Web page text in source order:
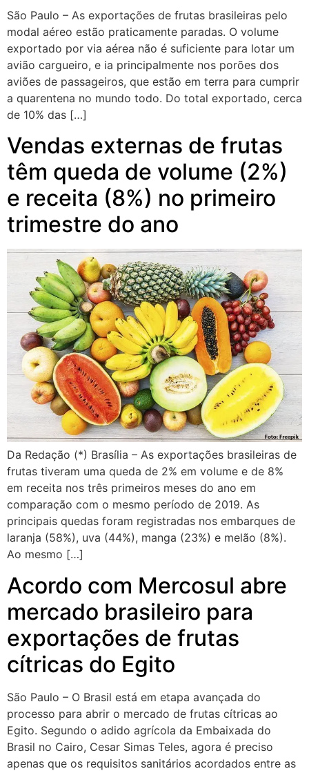
São Paulo – As exportações de frutas brasileiras pelo
modal aéreo estão praticamente paradas. O volume
exportado por via aérea não é suficiente para lotar um
avião cargueiro, e ia principalmente nos porões dos
aviões de passageiros, que estão em terra para cumprir
a quarentena no mundo todo. Do total exportado, cerca
de 10% das […]
Vendas externas de frutas
têm queda de volume (2%)
e receita (8%) no primeiro
trimestre do ano
Da Redação (*) Brasília – As exportações brasileiras de
frutas tiveram uma queda de 2% em volume e de 8%
em receita nos três primeiros meses do ano em
comparação com o mesmo período de 2019. As
principais quedas foram registradas nos embarques de
laranja (58%), uva (44%), manga (23%) e melão (8%).
Ao mesmo […]
Acordo com Mercosul abre
mercado brasileiro para
exportações de frutas
cítricas do Egito
São Paulo – O Brasil está em etapa avançada do
processo para abrir o mercado de frutas cítricas ao
Egito. Segundo o adido agrícola da Embaixada do
Brasil no Cairo, Cesar Simas Teles, agora é preciso
apenas que os requisitos sanitários acordados entre as